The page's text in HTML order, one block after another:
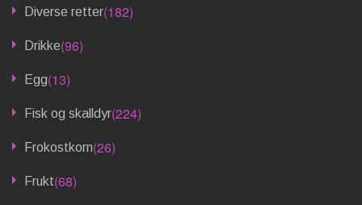
Diverse retter(182)
Drikke(96)
Egg(13)
Fisk og skalldyr(224)
Frokostkorn(26)
Frukt(68)